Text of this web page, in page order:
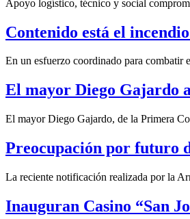
Apoyo logístico, técnico y social
Contenido está el
En un esfuerzo coordinado para combatir
El mayor Diego Gajardo
El mayor Diego Gajardo, de la Primera
Preocupación por futuro
La reciente notificación realizada por la
Inauguran Casino “San